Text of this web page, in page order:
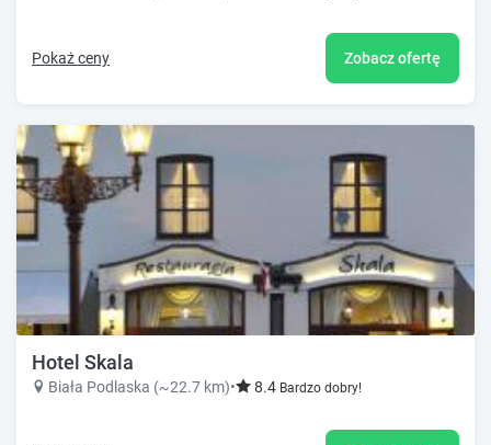
Pokaż ceny Zobacz ofertę
Hotel Skala
Biała Podlaska (~22.7 km)• 8.4 Bardzo dobry!